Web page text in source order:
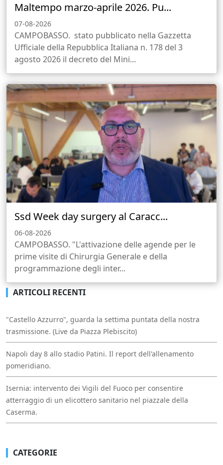
Maltempo marzo-aprile 2026. Pu...
07-08-2026
CAMPOBASSO. stato pubblicato nella Gazzetta
Ufficiale della Repubblica Italiana n. 178 del 3
agosto 2026 il decreto del Mini...
Ssd Week day surgery al Caracc...
06-08-2026
CAMPOBASSO. "L'attivazione delle agende per le
prime visite di Chirurgia Generale e della
programmazione degli inter...
ARTICOLI RECENTI
"Castello Azzurro", guarda la settima puntata della nostra
trasmissione. (Live da Piazza Plebiscito)
Napoli day 8 allo stadio Patini. Il report dell'allenamento
pomeridiano.
Isernia: intervento dei Vigili del Fuoco per consentire
atterraggio di un elicottero sanitario nel piazzale della
Caserma.
CATEGORIE